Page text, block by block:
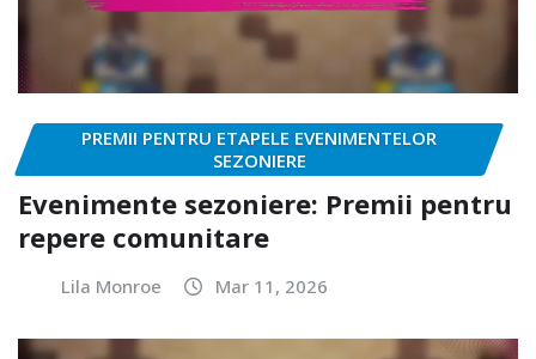
PREMII PENTRU ETAPELE EVENIMENTELOR
SEZONIERE
Evenimente sezoniere: Premii pentru
repere comunitare
Lila Monroe Mar 11, 2026